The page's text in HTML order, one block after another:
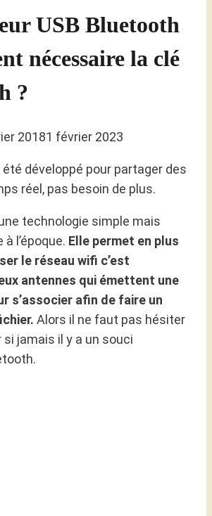
USB Bluetooth
nécessaire la clé
?
20181 février 2023
développé pour partager des
réel, pas besoin de plus.
technologie simple mais
l’époque. Elle permet en plus
le réseau wifi c’est
antennes qui émettent une
s’associer afin de faire un
Alors il ne faut pas hésiter
si jamais il y a un souci